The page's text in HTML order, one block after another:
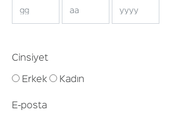
Cinsiyet
Erkek Kadın
E-posta